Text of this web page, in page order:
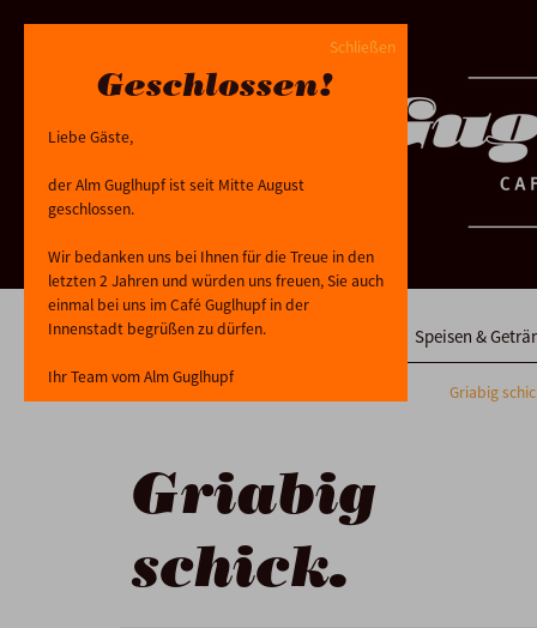
Speisen &
Griabig
Griabig
schick.
Schließen
Geschlossen!
Liebe Gäste,
der Alm Guglhupf ist seit Mitte August
geschlossen.
Wir bedanken uns bei Ihnen für die Treue in den
letzten 2 Jahren und würden uns freuen, Sie auch
einmal bei uns im Café Guglhupf in der
Innenstadt begrüßen zu dürfen.
Ihr Team vom Alm Guglhupf